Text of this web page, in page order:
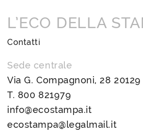
L’ECO DELLA
Contatti
Sede centrale
Via G. Compagnoni, 28
T. 800 821979
info@ecostampa.it
ecostampa@legalmail.it